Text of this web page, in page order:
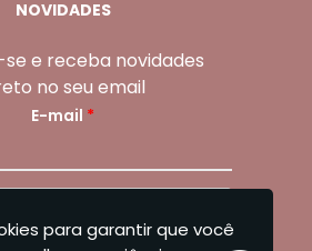
NOVIDADES
e receba novidades
no seu email
E-mail *
para garantir que você